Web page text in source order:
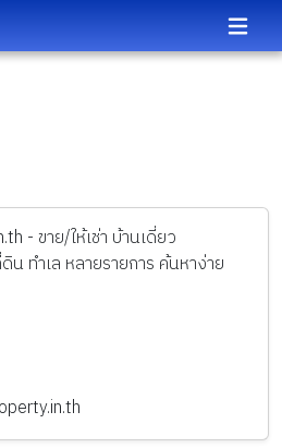
- ขาย/ให้เช่า บ้านเดี่ยว
ทำเล หลายรายการ ค้นหาง่าย